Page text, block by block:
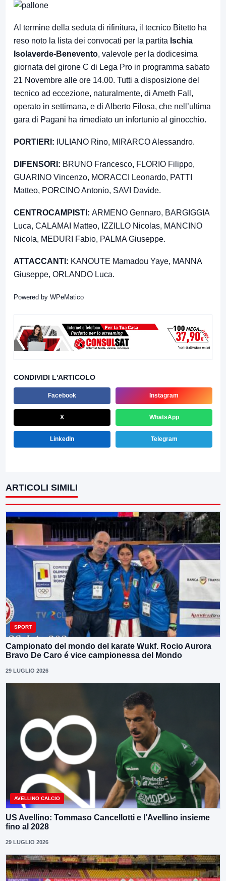
Al termine della seduta di rifinitura, il tecnico Bitetto ha
reso noto la lista dei convocati per la partita Ischia
Isolaverde-Benevento, valevole per la dodicesima
giornata del girone C di Lega Pro in programma sabato
21 Novembre alle ore 14.00. Tutti a disposizione del
tecnico ad eccezione, naturalmente, di Ameth Fall,
operato in settimana, e di Alberto Filosa, che nell’ultima
gara di Pagani ha rimediato un infortunio al ginocchio.
PORTIERI: IULIANO Rino, MIRARCO Alessandro.
DIFENSORI: BRUNO Francesco, FLORIO Filippo,
GUARINO Vincenzo, MORACCI Leonardo, PATTI
Matteo, PORCINO Antonio, SAVI Davide.
CENTROCAMPISTI: ARMENO Gennaro, BARGIGGIA
Luca, CALAMAI Matteo, IZZILLO Nicolas, MANCINO
Nicola, MEDURI Fabio, PALMA Giuseppe.
ATTACCANTI: KANOUTE Mamadou Yaye, MANNA
Giuseppe, ORLANDO Luca.
Powered by WPeMatico
CONDIVIDI L'ARTICOLO
Facebook Instagram
X WhatsApp
LinkedIn Telegram
ARTICOLI SIMILI
SPORT
Campionato del mondo del karate Wukf. Rocio Aurora
Bravo De Caro é vice campionessa del Mondo
29 LUGLIO 2026
AVELLINO CALCIO
US Avellino: Tommaso Cancellotti e l’Avellino insieme
fino al 2028
29 LUGLIO 2026